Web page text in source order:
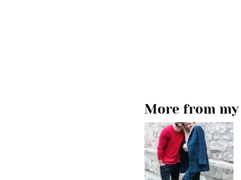
More from